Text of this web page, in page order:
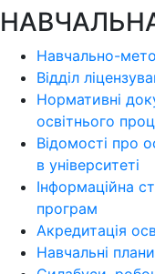
Навчально-
Відділ
Нормативні
освітнього
Відомості про
в університеті
Інформаційна
програм
Акредитація
Навчальні плани